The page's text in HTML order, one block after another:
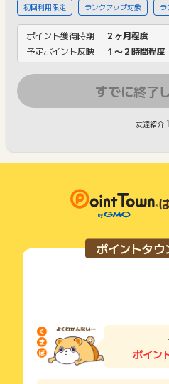
初回利用限定 ランクアップ対象 ラ
ポイント獲得時期
２ヶ月程度
予定ポイント反映
１〜２時間程度
すでに終了
友達紹介
ポイントタウ
ポイン